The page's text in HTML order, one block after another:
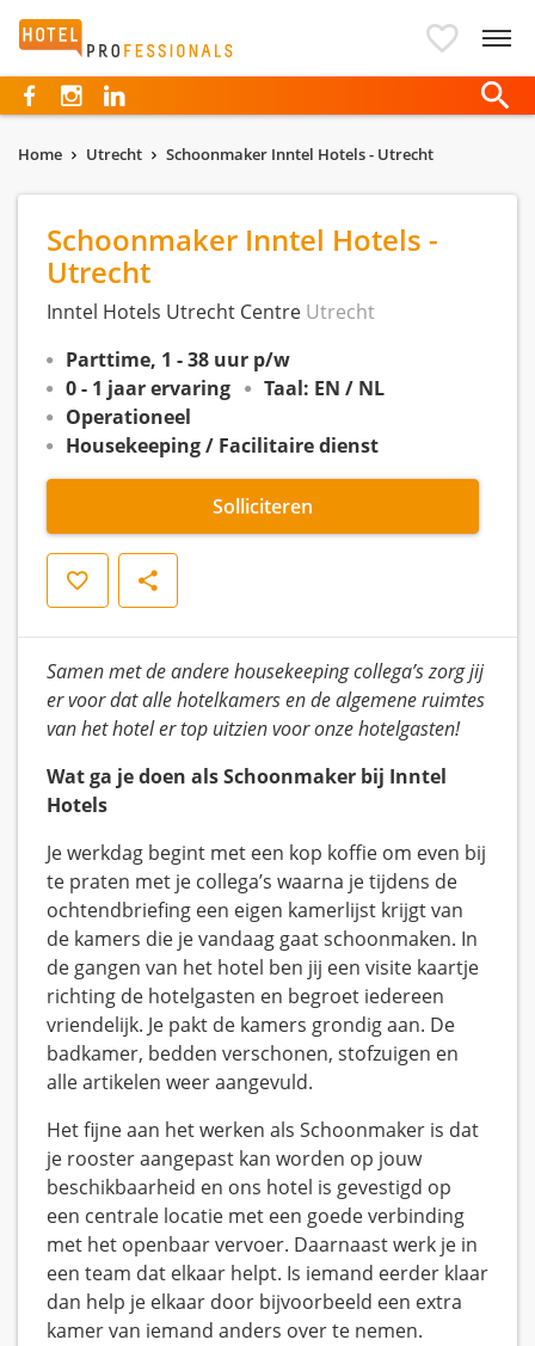
Hotelprofessionals
Home Utrecht Schoonmaker Inntel Hotels - Utrecht
Schoonmaker Inntel Hotels -
Utrecht
Inntel Hotels Utrecht Centre Utrecht
Parttime, 1 - 38 uur p/w
0 - 1 jaar ervaring
Taal: EN / NL
Operationeel
Housekeeping / Facilitaire dienst
Solliciteren
Opslaan Delen
Samen met de andere housekeeping collega’s zorg jij
er voor dat alle hotelkamers en de algemene ruimtes
van het hotel er top uitzien voor onze hotelgasten!
Wat ga je doen als Schoonmaker bij Inntel
Hotels
Je werkdag begint met een kop koffie om even bij
te praten met je collega’s waarna je tijdens de
ochtendbriefing een eigen kamerlijst krijgt van
de kamers die je vandaag gaat schoonmaken. In
de gangen van het hotel ben jij een visite kaartje
richting de hotelgasten en begroet iedereen
vriendelijk. Je pakt de kamers grondig aan. De
badkamer, bedden verschonen, stofzuigen en
alle artikelen weer aangevuld.
Het fijne aan het werken als Schoonmaker is dat
je rooster aangepast kan worden op jouw
beschikbaarheid en ons hotel is gevestigd op
een centrale locatie met een goede verbinding
met het openbaar vervoer. Daarnaast werk je in
een team dat elkaar helpt. Is iemand eerder klaar
dan help je elkaar door bijvoorbeeld een extra
kamer van iemand anders over te nemen.